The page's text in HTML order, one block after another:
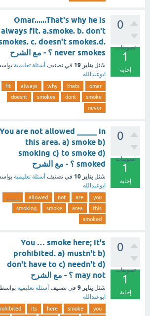
0
تصويتات
1
إجابة
Omar......That's why he is
always fit. a.smoke. b. don't
c. doesn't smokes.d.
never smokes ؟ - مع الشرح
سُئل يناير 19 في تصنيف أسئلة تعليمية
ابوعبدالله
omar
thats
why
always
fit
smoke
dont
smokes
doesnt
never
0
تصويتات
1
إجابة
You are not allowed _____ in
this area. a) smoke b)
smoking c) to smoke d)
smoked ؟ - مع الشرح
سُئل يناير 10 في تصنيف أسئلة تعليمية
ابوعبدالله
you
are
not
allowed
this
area
smoke
smoking
smoked
0
تصويتات
1
إجابة
You … smoke here; it's
prohibited. a) mustn't b)
don't have to c) needn't d)
may not ؟ - مع الشرح
سُئل يناير 9 في تصنيف أسئلة تعليمية
ابوعبدالله
you
smoke
here
its